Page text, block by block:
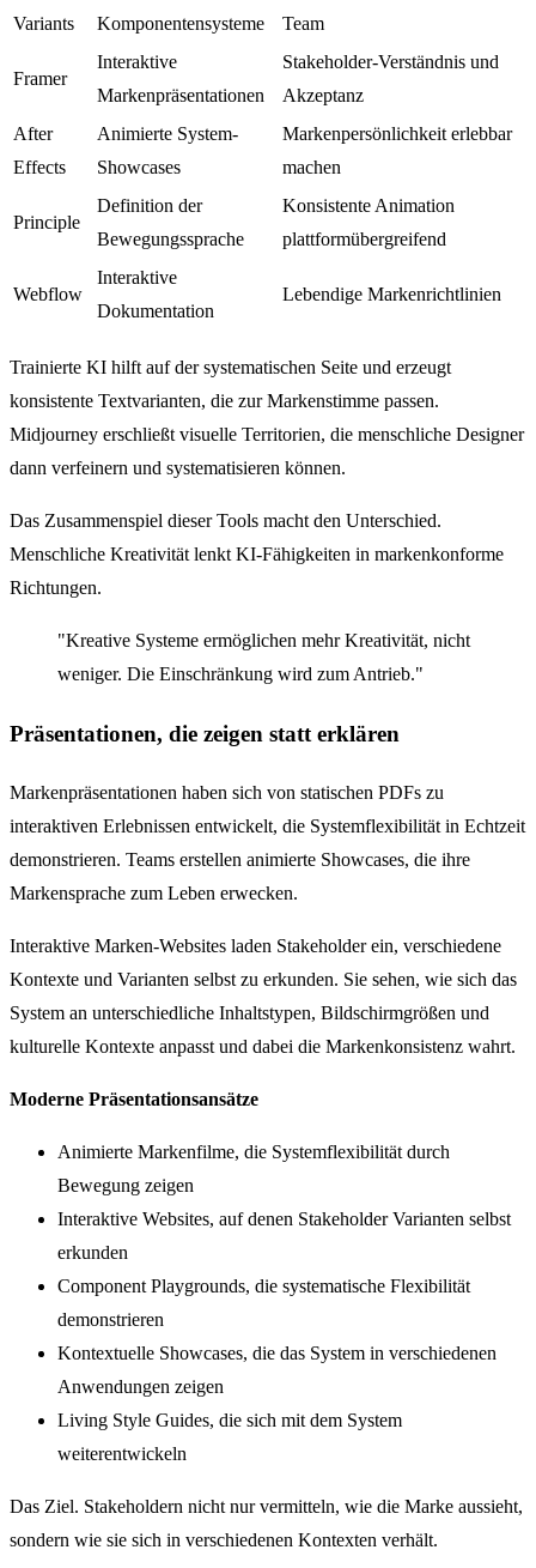
Variants
Komponentensysteme
Team
Framer
Interaktive
Markenpräsentationen
Stakeholder-Verständnis und
Akzeptanz
After
Effects
Animierte System-
Showcases
Markenpersönlichkeit erlebbar
machen
Principle
Definition der
Bewegungssprache
Konsistente Animation
plattformübergreifend
Webflow
Interaktive
Dokumentation
Lebendige Markenrichtlinien
Trainierte KI hilft auf der systematischen Seite und erzeugt
konsistente Textvarianten, die zur Markenstimme passen.
Midjourney erschließt visuelle Territorien, die menschliche Designer
dann verfeinern und systematisieren können.
Das Zusammenspiel dieser Tools macht den Unterschied.
Menschliche Kreativität lenkt KI-Fähigkeiten in markenkonforme
Richtungen.
"Kreative Systeme ermöglichen mehr Kreativität, nicht
weniger. Die Einschränkung wird zum Antrieb."
Präsentationen, die zeigen statt erklären
Markenpräsentationen haben sich von statischen PDFs zu
interaktiven Erlebnissen entwickelt, die Systemflexibilität in Echtzeit
demonstrieren. Teams erstellen animierte Showcases, die ihre
Markensprache zum Leben erwecken.
Interaktive Marken-Websites laden Stakeholder ein, verschiedene
Kontexte und Varianten selbst zu erkunden. Sie sehen, wie sich das
System an unterschiedliche Inhaltstypen, Bildschirmgrößen und
kulturelle Kontexte anpasst und dabei die Markenkonsistenz wahrt.
Moderne Präsentationsansätze
Animierte Markenfilme, die Systemflexibilität durch
Bewegung zeigen
Interaktive Websites, auf denen Stakeholder Varianten selbst
erkunden
Component Playgrounds, die systematische Flexibilität
demonstrieren
Kontextuelle Showcases, die das System in verschiedenen
Anwendungen zeigen
Living Style Guides, die sich mit dem System
weiterentwickeln
Das Ziel. Stakeholdern nicht nur vermitteln, wie die Marke aussieht,
sondern wie sie sich in verschiedenen Kontexten verhält.